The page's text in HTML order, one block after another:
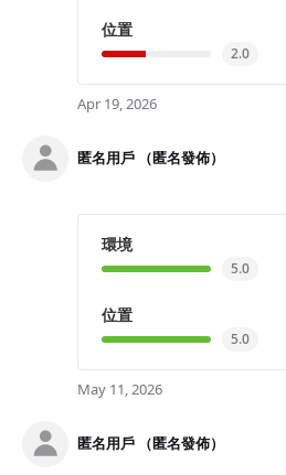
位置
2.0
Apr 19, 2026
匿名用戶 （匿名發佈）
環境
5.0
位置
5.0
May 11, 2026
匿名用戶 （匿名發佈）